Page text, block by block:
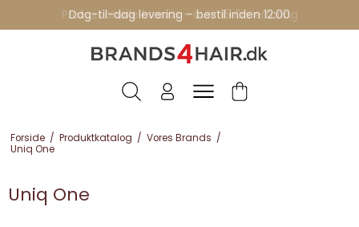
Dag-til-dag levering – bestil inden 12:00
Professionelle brands - over 15 års erfaring
Forside / Produktkatalog / Vores Brands /
Uniq One
Uniq One